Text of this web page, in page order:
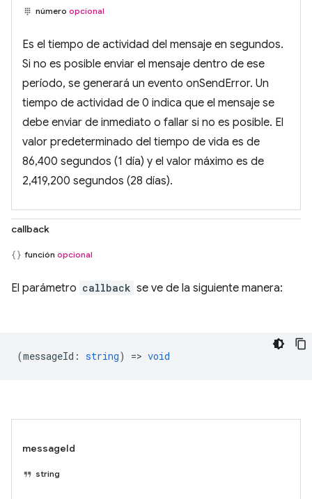
número opcional
Es el tiempo de actividad del mensaje en segundos.
Si no es posible enviar el mensaje dentro de ese
período, se generará un evento onSendError. Un
tiempo de actividad de 0 indica que el mensaje se
debe enviar de inmediato o fallar si no es posible. El
valor predeterminado del tiempo de vida es de
86,400 segundos (1 día) y el valor máximo es de
2,419,200 segundos (28 días).
callback
función opcional
El parámetro callback se ve de la siguiente manera:
(messageId : string) => void
messageId
string